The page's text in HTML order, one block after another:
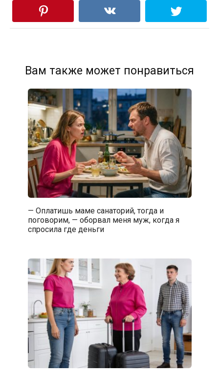
Вам также может понравиться
— Оплатишь маме санаторий, тогда и
поговорим, — оборвал меня муж, когда я
спросила где деньги